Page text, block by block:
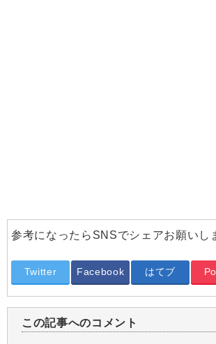
参考になったらSNSでシェアお願いし
Twitter Facebook はてブ
この記事へのコメント